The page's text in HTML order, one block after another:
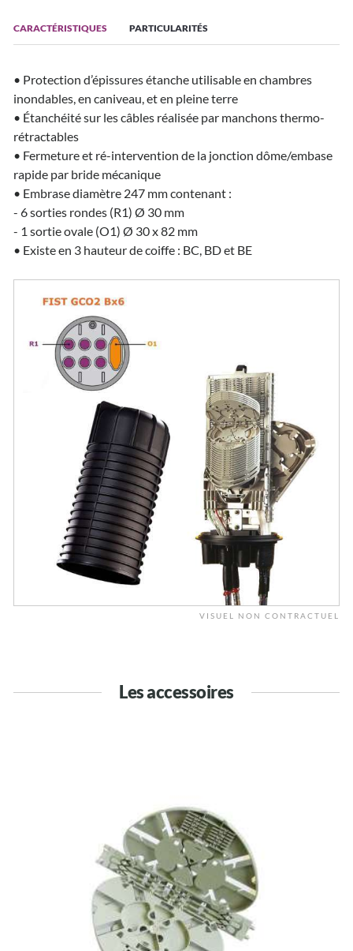
CARACTÉRISTIQUES PARTICULARITÉS
• Protection d’épissures étanche utilisable en chambres
inondables, en caniveau, et en pleine terre
• Étanchéité sur les câbles réalisée par manchons thermo-
rétractables
• Fermeture et ré-intervention de la jonction dôme/embase
rapide par bride mécanique
• Embrase diamètre 247 mm contenant :
- 6 sorties rondes (R1) Ø 30 mm
- 1 sortie ovale (O1) Ø 30 x 82 mm
• Existe en 3 hauteur de coiffe : BC, BD et BE
VISUEL NON CONTRACTUEL
Les accessoires